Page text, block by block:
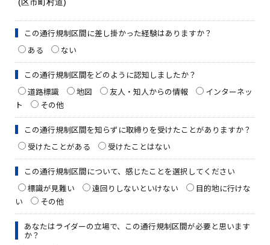
この通行規制区間に差し掛かった経験はありますか？
ある
ない
この通行規制区間をどのように認知しましたか？
道路標識
地図 友人・知人からの情報
インターネッ
ト
その他
この通行規制区間を知らずに取締りを受けたことがありますか？
受けたことがある
受けたことはない
この通行規制区間について、感じたことを選択してください
標識が見難い
遠回りしないといけない
目的地に行けな
い
その他
あなたはライダーの立場で、この通行規制区間が必要と思います
か？